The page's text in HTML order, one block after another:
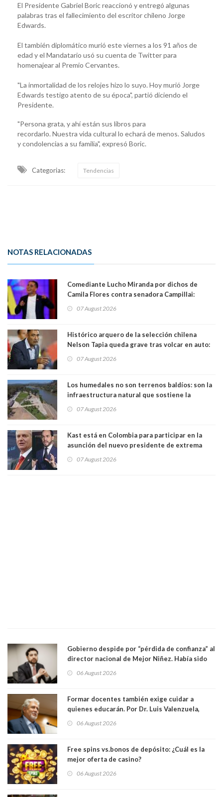
El Presidente Gabriel Boric reaccionó y entregó algunas
palabras tras el fallecimiento del escritor chileno Jorge
Edwards.
El también diplomático murió este viernes a los 91 años de
edad y el Mandatario usó su cuenta de Twitter para
homenajear al Premio Cervantes.
"La inmortalidad de los relojes hizo lo suyo. Hoy murió Jorge
Edwards testigo atento de su época", partió diciendo el
Presidente.
"Persona grata, y ahí están sus libros para
recordarlo. Nuestra vida cultural lo echará de menos. Saludos
y condolencias a su familia", expresó Boric.
Categorias: Tendencias
NOTAS RELACIONADAS
Comediante Lucho Miranda por dichos de
Camila Flores contra senadora Campillai:
forma de quitar dignidad"
07 August 2026
Histórico arquero de la selección chilena
Nelson Tapia queda grave tras volcar en auto:
07 August 2026
Los humedales no son terrenos baldíos: son la
infraestructura natural que sostiene la
07 August 2026
Kast está en Colombia para participar en la
asunción del nuevo presidente de extrema
07 August 2026
Gobierno despide por “pérdida de confianza” al
director nacional de Mejor Niñez. Había sido
06 August 2026
Formar docentes también exige cuidar a
quienes educarán. Por Dr. Luis Valenzuela,
Académicos U. Católica Silva Henríquez
06 August 2026
Free spins vs.bonos de depósito: ¿Cuál es la
mejor oferta de casino?
06 August 2026